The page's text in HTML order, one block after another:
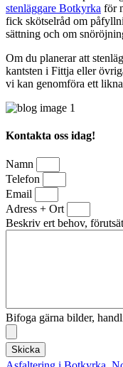
stenläggare Botkyrka för
fick skötselråd om
sättning och om
Om du planerar att
kantsten i Fittja eller
vi kan genomföra ett
Kontakta oss idag!
Namn
Telefon
Email
Adress + Ort
Beskriv ert behov,
Bifoga gärna bilder,
Skicka